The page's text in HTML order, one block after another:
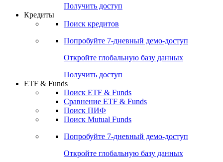
Получить доступ
Кредиты
Поиск кредитов
Попробуйте 7-дневный демо-доступ
Откройте глобальную базу данных
Получить доступ
ETF & Funds
Поиск ETF & Funds
Сравнение ETF & Funds
Поиск ПИФ
Поиск Mutual Funds
Попробуйте 7-дневный демо-доступ
Откройте глобальную базу данных